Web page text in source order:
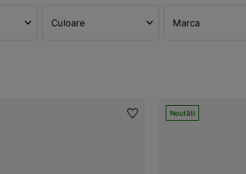
Culoare Marca
Noutăți